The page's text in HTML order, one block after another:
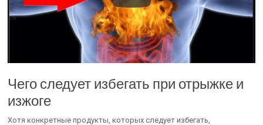
Чего следует избегать при отрыжке и
изжоге
Хотя конкретные продукты, которых следует избегать,